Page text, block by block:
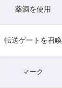
薬酒を使用
転送ゲートを召喚
マーク